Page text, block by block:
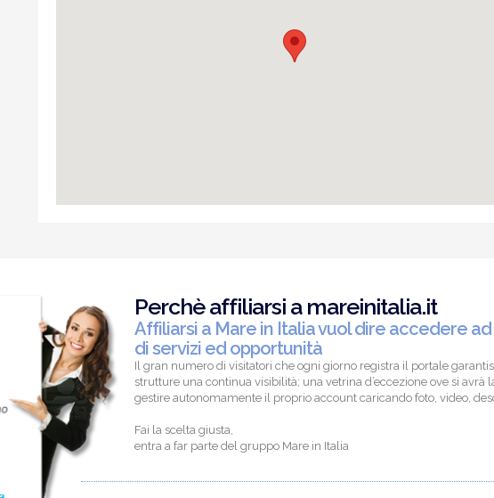
Perchè affiliarsi a mareinitalia.it
Affiliarsi a Mare in Italia vuol dire accedere
di servizi ed opportunità
Il gran numero di visitatori che ogni giorno registra il portale
strutture una continua visibilità; una vetrina d’eccezione ove si avrà
gestire autonomamente il proprio account caricando foto, video,
Fai la scelta giusta,
entra a far parte del gruppo Mare in Italia